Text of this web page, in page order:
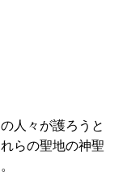
人々が護ろうと
らの聖地の神聖